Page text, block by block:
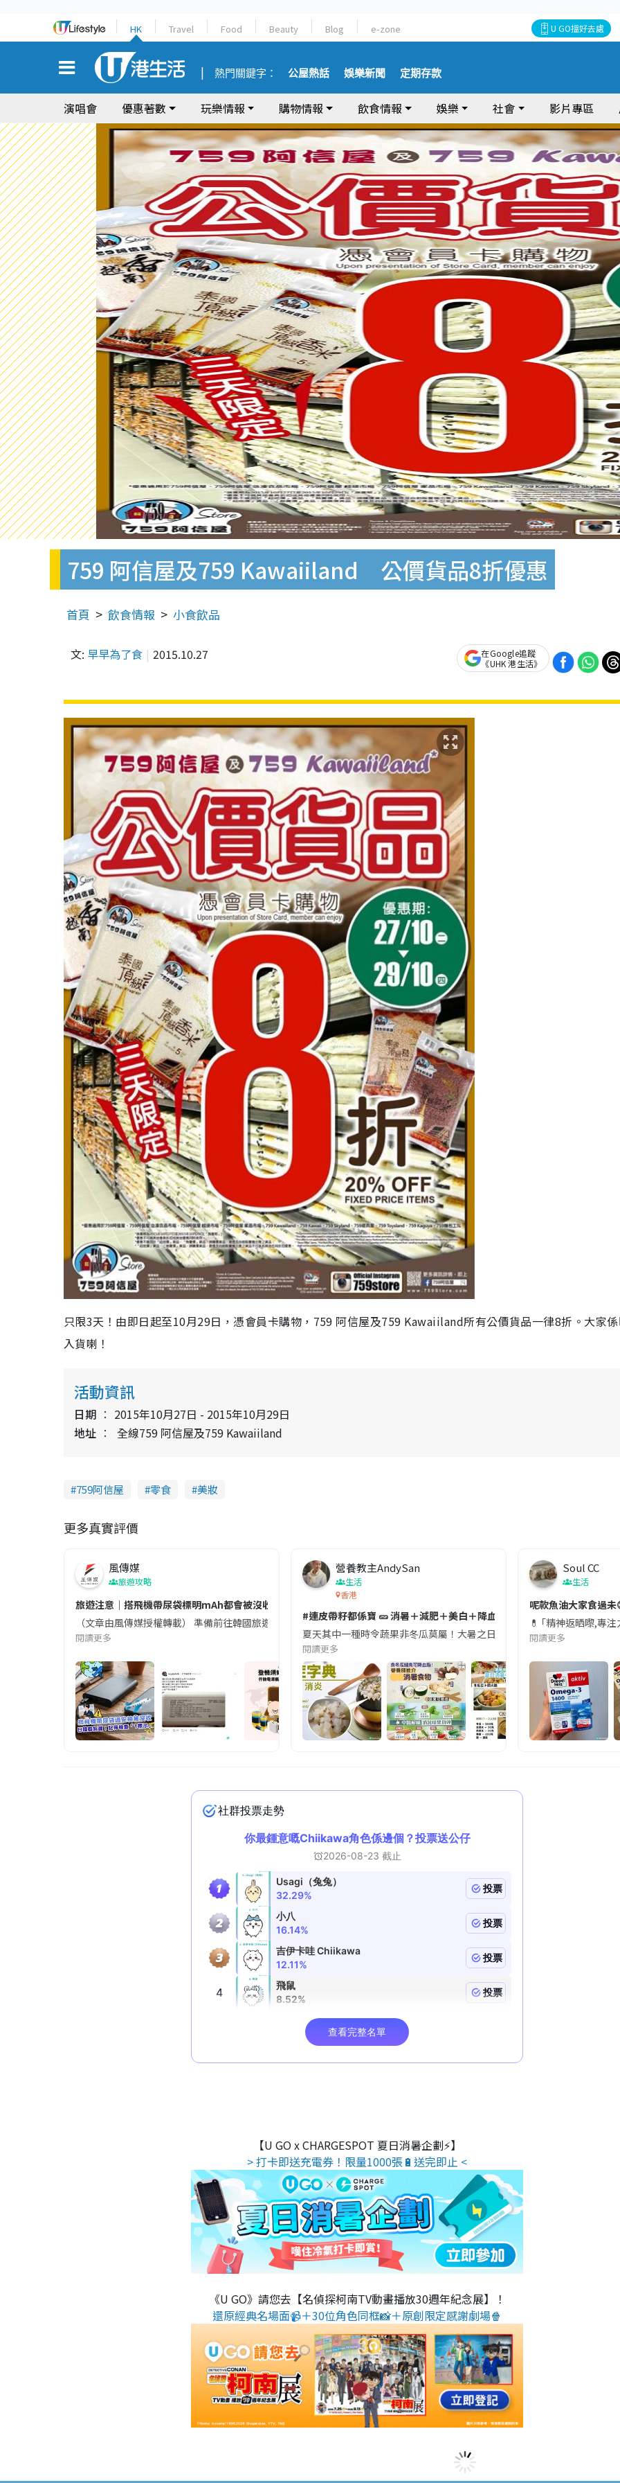
HK Travel Food Beauty Blog e-zone U GO搵好去處
熱門關鍵字： 公屋熱話 娛樂新聞 定期存款
演唱會 優惠著數 玩樂情報 購物情報 飲食情報 娛樂 社會 影片專區
759 阿信屋及759 Kawaiiland 公價貨品8折優惠
首頁 飲食情報 小食飲品
文: 早早為了食 2015.10.27
在Google追蹤
《UHK 港生活》
只限3天！由即日起至10月29日，憑會員卡購物，759 阿信屋及759 Kawaiiland所有公價貨品一律8折。大家
入貨喇！
活動資訊
日期
2015年10月27日 - 2015年10月29日
地址
全線759 阿信屋及759 Kawaiiland
759阿信屋 零食 美妝
更多真實評價
風傳媒
旅遊攻略
旅遊注意｜搭飛機帶尿袋標明mAh都會被沒收😱出發前切記檢查「1標示」🚨
（文章由風傳媒授權轉載） 準備前往韓國旅遊的民眾，近期要特別留意隨身行李中的行動電源。一名旅客日前在機場安檢
閱讀更多
營養教主AndySan
生活
香港
#連皮帶籽都係寶 🥒 消暑＋減肥＋美白＋降血脂
夏天其中一種時令蔬果非冬瓜莫屬！大暑之日，點都要飲碗冬瓜湯消暑
閱讀更多
Soul CC
生活
呢款魚油大家食過未
💊 ｢精神返晒嚟,專
閱讀更多
【U GO x CHARGESPOT 夏日消暑企劃⚡】
> 打卡即送充電券！限量1000張🔋送完即止 <
《U GO》請您去【名偵探柯南TV動畫播放30週年紀念展】！
還原經典名場面📹＋30位角色同框📸＋原創限定感謝劇場🍿